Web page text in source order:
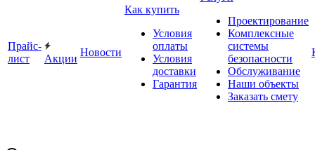
Прайс-
лист
Акции
Новости
Как купить
Условия
оплаты
Условия
доставки
Гарантия
Проектирование
Комплексные
системы
безопасности
Обслуживание
Наши объекты
Заказать смету